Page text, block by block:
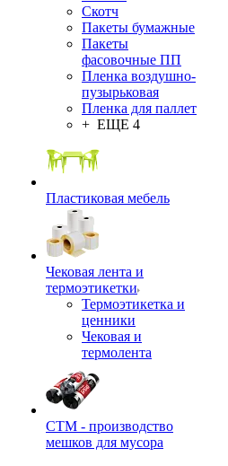
Скотч
Пакеты бумажные
Пакеты
фасовочные ПП
Пленка воздушно-
пузырьковая
Пленка для паллет
+ ЕЩЕ 4
Пластиковая мебель
Чековая лента и
термоэтикетки
Термоэтикетка и
ценники
Чековая и
термолента
СТМ - производство
мешков для мусора